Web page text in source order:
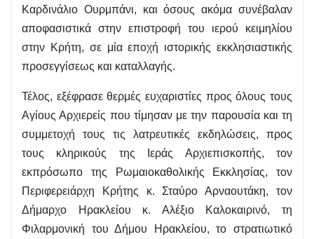
Καρδινάλιο Ουρμπάνι, και όσους ακόμα συνέβαλαν
αποφασιστικά στην επιστροφή του ιερού κειμηλίου
στην Κρήτη, σε μία εποχή ιστορικής εκκλησιαστικής
προσεγγίσεως και καταλλαγής.
Τέλος, εξέφρασε θερμές ευχαριστίες προς όλους τους
Αγίους Αρχιερείς που τίμησαν με την παρουσία και τη
συμμετοχή τους τις λατρευτικές εκδηλώσεις, προς
τους κληρικούς της Ιεράς Αρχιεπισκοπής, τον
εκπρόσωπο της Ρωμαιοκαθολικής Εκκλησίας, τον
Περιφερειάρχη Κρήτης κ. Σταύρο Αρναουτάκη, τον
Δήμαρχο Ηρακλείου κ. Αλέξιο Καλοκαιρινό, τη
Φιλαρμονική του Δήμου Ηρακλείου, το στρατιωτικό